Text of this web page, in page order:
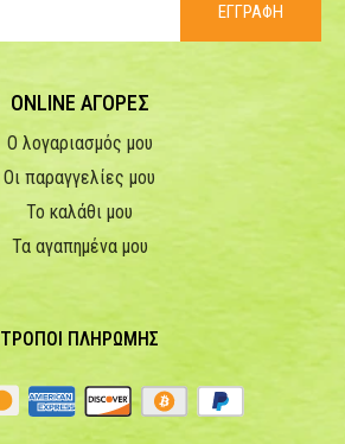
ΕΓΓΡΑΦΗ
ONLINE ΑΓΟΡΕΣ
Ο λογαριασμός μου
Οι παραγγελίες μου
Το καλάθι μου
Τα αγαπημένα μου
ΤΡΟΠΟΙ ΠΛΗΡΩΜΗΣ